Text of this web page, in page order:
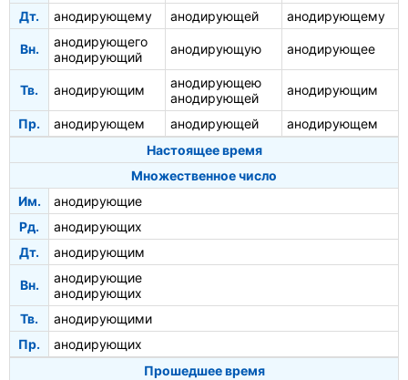
Дт.
анодирующему анодирующей анодирующему
Вн.
анодирующего
анодирующий
анодирующую анодирующее
Тв. анодирующим
анодирующею
анодирующей
анодирующим
Пр. анодирующем анодирующей
анодирующем
Настоящее время
Множественное число
Им.
анодирующие
Рд.
анодирующих
Дт.
анодирующим
Вн.
анодирующие
анодирующих
Тв.
анодирующими
Пр.
анодирующих
Прошедшее время